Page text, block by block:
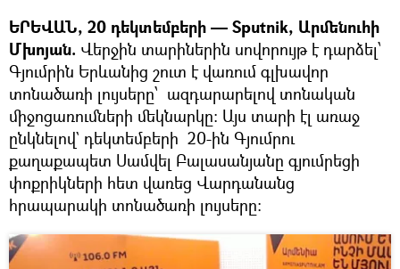
ԵՐԵՎԱՆ, 20 դեկտեմբերի — Sputnik, Արմենուհի
Մխոյան. Վերջին տարիներին սովորույթ է դարձել՝
Գյումրին Երևանից շուտ է վառում գլխավոր
տոնածառի լույսերը՝ ազդարարելով տոնական
միջոցառումների մեկնարկը: Այս տարի էլ առաջ
ընկնելով` դեկտեմբերի 20-ին Գյումրու
քաղաքապետ Սամվել Բալասանյանը գյումրեցի
փոքրիկների հետ վառեց Վարդանանց
հրապարակի տոնածառի լույսերը: